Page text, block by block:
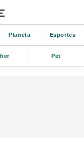
Planeta Esportes
Pet